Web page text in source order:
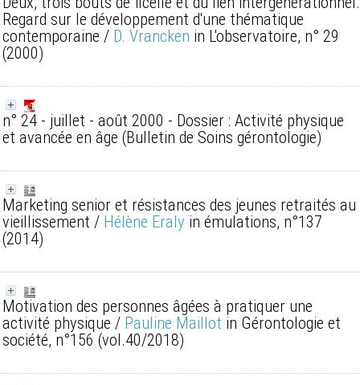
Regard sur le développement d'une thématique
contemporaine / D. Vrancken in L'observatoire, n° 29
(2000)
n° 24 - juillet - août 2000 - Dossier : Activité physique
et avancée en âge (Bulletin de Soins gérontologie)
Marketing senior et résistances des jeunes retraités au
vieillissement / Hélène Eraly in émulations, n°137
(2014)
Motivation des personnes âgées à pratiquer une
activité physique / Pauline Maillot in Gérontologie et
société, n°156 (vol.40/2018)